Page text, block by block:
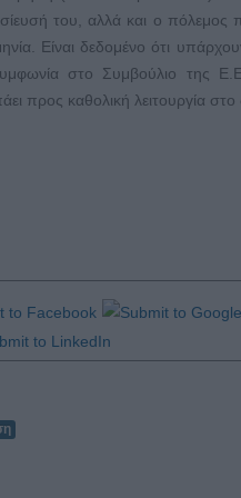
του, αλλά και ο πόλεμος
Είναι δεδομένο ότι
στο Συμβούλιο της
προς καθολική λειτουργία